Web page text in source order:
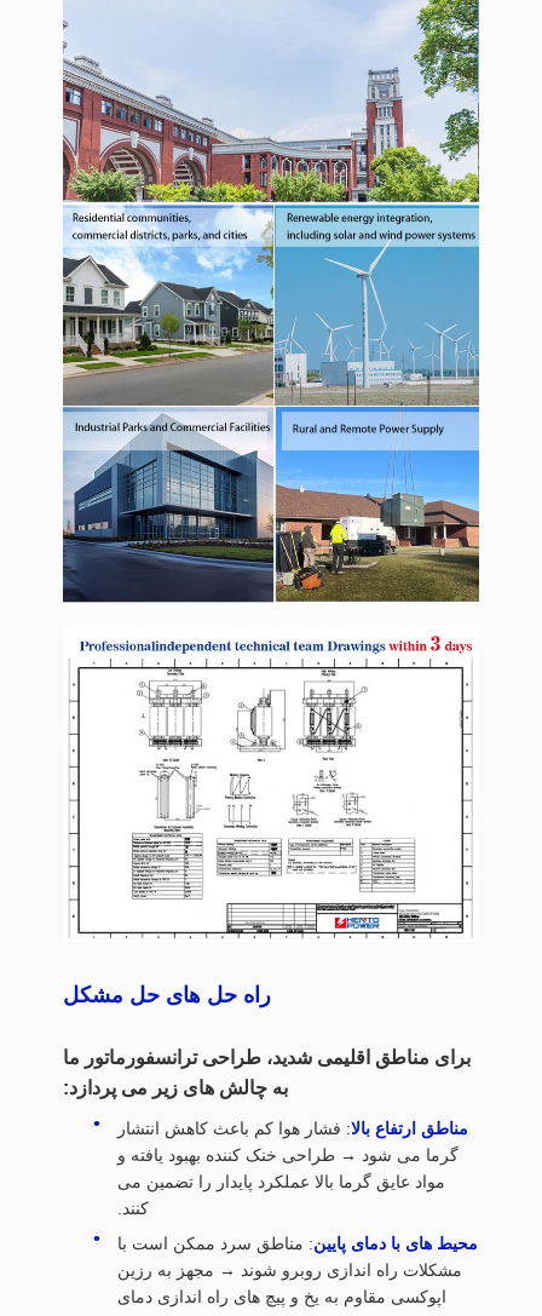
راه حل های حل مشکل
برای مناطق اقلیمی شدید، طراحی ترانسفورماتور ما
به چالش های زیر می پردازد:
مناطق ارتفاع بالا: فشار هوا کم باعث کاهش انتشار
گرما می شود → طراحی خنک کننده بهبود یافته و
مواد عایق گرما بالا عملکرد پایدار را تضمین می
کنند.
محیط های با دمای پایین: مناطق سرد ممکن است با
مشکلات راه اندازی روبرو شوند → مجهز به رزین
اپوکسی مقاوم به یخ و پیچ های راه اندازی دمای